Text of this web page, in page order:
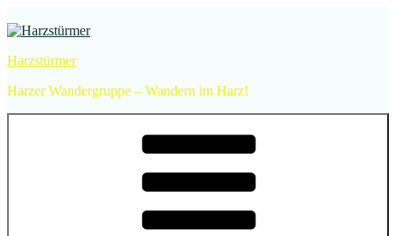
Inhalt
Harzstürmer
Harzer Wandergruppe – Wandern im Harz!